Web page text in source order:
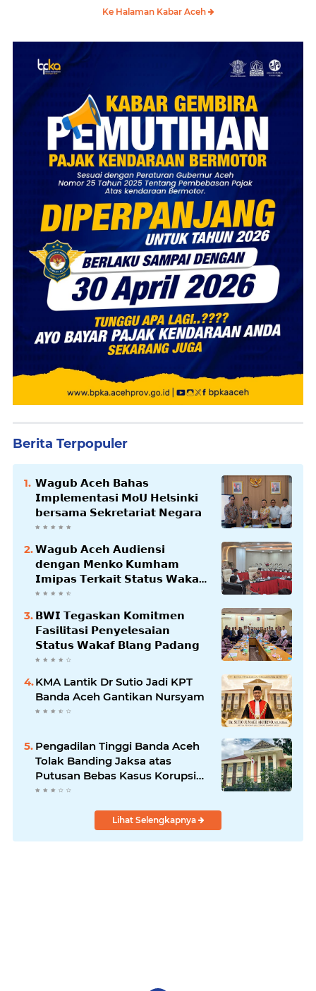
Ke Halaman Kabar Aceh
Berita Terpopuler
𝗪𝗮𝗴𝘂𝗯 𝗔𝗰𝗲𝗵 𝗕𝗮𝗵𝗮𝘀
𝗜𝗺𝗽𝗹𝗲𝗺𝗲𝗻𝘁𝗮𝘀𝗶 𝗠𝗼𝗨 𝗛𝗲𝗹𝘀𝗶𝗻𝗸𝗶
𝗯𝗲𝗿𝘀𝗮𝗺𝗮 𝗦𝗲𝗸𝗿𝗲𝘁𝗮𝗿𝗶𝗮𝘁 𝗡𝗲𝗴𝗮𝗿𝗮
𝗪𝗮𝗴𝘂𝗯 𝗔𝗰𝗲𝗵 𝗔𝘂𝗱𝗶𝗲𝗻𝘀𝗶
𝗱𝗲𝗻𝗴𝗮𝗻 𝗠𝗲𝗻𝗸𝗼 𝗞𝘂𝗺𝗵𝗮𝗺
𝗜𝗺𝗶𝗽𝗮𝘀 𝗧𝗲𝗿𝗸𝗮𝗶𝘁 𝗦𝘁𝗮𝘁𝘂𝘀 𝗪𝗮𝗸𝗮𝗳
𝗕𝗹𝗮𝗻𝗴𝗽𝗮𝗱𝗮𝗻𝗴
𝗕𝗪𝗜 𝗧𝗲𝗴𝗮𝘀𝗸𝗮𝗻 𝗞𝗼𝗺𝗶𝘁𝗺𝗲𝗻
𝗙𝗮𝘀𝗶𝗹𝗶𝘁𝗮𝘀𝗶 𝗣𝗲𝗻𝘆𝗲𝗹𝗲𝘀𝗮𝗶𝗮𝗻
𝗦𝘁𝗮𝘁𝘂𝘀 𝗪𝗮𝗸𝗮𝗳 𝗕𝗹𝗮𝗻𝗴 𝗣𝗮𝗱𝗮𝗻𝗴
KMA Lantik Dr Sutio Jadi KPT
Banda Aceh Gantikan Nursyam
Pengadilan Tinggi Banda Aceh
Tolak Banding Jaksa atas
Putusan Bebas Kasus Korupsi
Wastafel
Lihat Selengkapnya